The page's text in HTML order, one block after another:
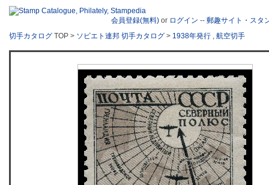
会員登録(無料) or ログイン -- 郵趣サイト・スタ
切手カタログ TOP > ソビエト連邦 切手カタログ > 1938年発行 , 航空切手